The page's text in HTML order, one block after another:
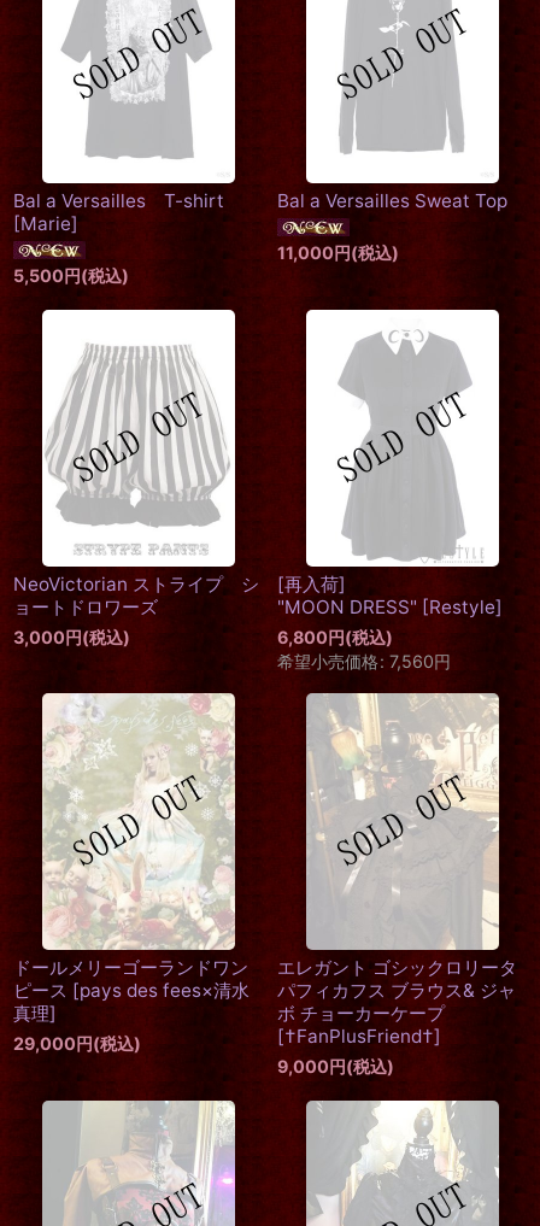
Bal a Versailles T-shirt
[Marie]
5,500円(税込)
Bal a Versailles Sweat Top
11,000円(税込)
NeoVictorian ストライプ シ
ョートドロワーズ
3,000円(税込)
[再入荷]
"MOON DRESS" [Restyle]
6,800円(税込)
希望小売価格: 7,560円
ドールメリーゴーランドワン
ピース [pays des fees×清水
真理]
29,000円(税込)
エレガント ゴシックロリータ
パフィカフス ブラウス& ジャ
ボ チョーカーケープ
[†FanPlusFriend†]
9,000円(税込)